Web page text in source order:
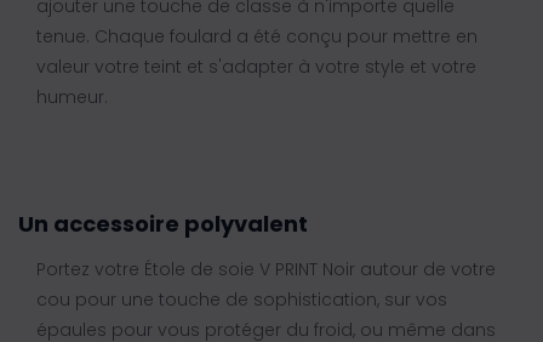
ajouter une touche de classe à n'importe quelle
tenue. Chaque foulard a été conçu pour mettre en
valeur votre teint et s'adapter à votre style et votre
humeur.
Un accessoire polyvalent
Portez votre Étole de soie V PRINT Noir autour de votre
cou pour une touche de sophistication, sur vos
épaules pour vous protéger du froid, ou même dans